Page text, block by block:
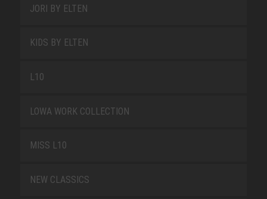
JORI BY ELTEN
KIDS BY ELTEN
L10
LOWA WORK COLLECTION
MISS L10
NEW CLASSICS